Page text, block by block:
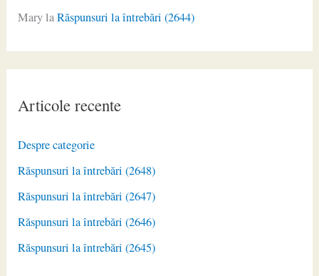
MarylaRăspunsuri la întrebări (2644)
Articole recente
Despre categorie
Răspunsuri la întrebări (2648)
Răspunsuri la întrebări (2647)
Răspunsuri la întrebări (2646)
Răspunsuri la întrebări (2645)